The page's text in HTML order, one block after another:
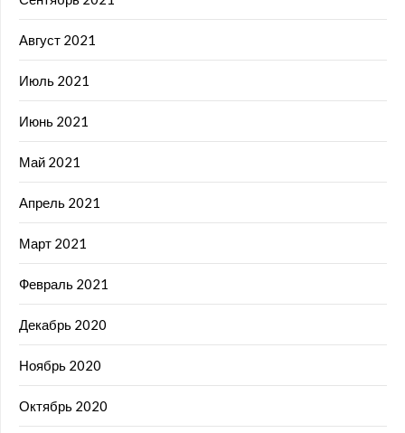
Август 2021
Июль 2021
Июнь 2021
Май 2021
Апрель 2021
Март 2021
Февраль 2021
Декабрь 2020
Ноябрь 2020
Октябрь 2020